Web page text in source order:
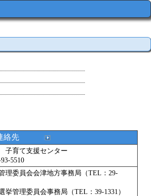
絡先
子育て支援センター
5510
理委員会会津地方事務局（TEL：29-
挙管理委員会事務局（TEL：39-1331）